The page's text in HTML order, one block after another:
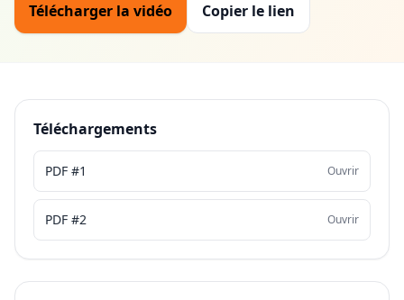
Télécharger la vidéo Copier le lien
Téléchargements
PDF #1 Ouvrir
PDF #2 Ouvrir